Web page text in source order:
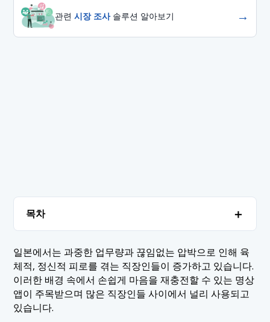
관련시장 조사솔루션 알아보기 →
목차 ＋
1.1 1. 코코러스
1.2 2. 베터슬립
1.3 3. 차분함
2. 결론
일본에서는 과중한 업무량과 끊임없는 압박으로 인해 육
체적, 정신적 피로를 겪는 직장인들이 증가하고 있습니다.
이러한 배경 속에서 손쉽게 마음을 재충전할 수 있는 명상
앱이 주목받으며 많은 직장인들 사이에서 널리 사용되고
있습니다.